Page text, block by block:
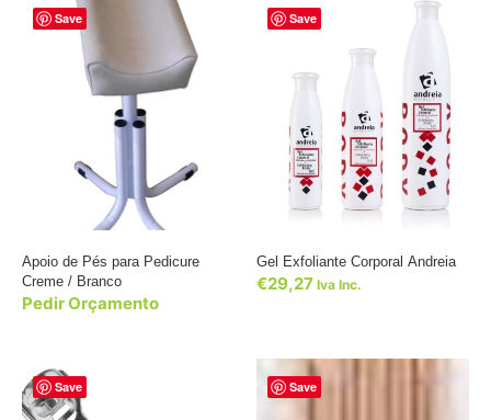
Save
Apoio de Pés para Pedicure
Creme / Branco
Pedir Orçamento
Save
Gel Exfoliante Corporal Andreia
€29,27 Iva Inc.
Save Save